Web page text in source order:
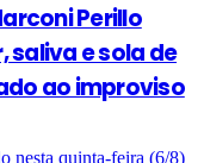
Perillo
saliva e sola de
ao improviso